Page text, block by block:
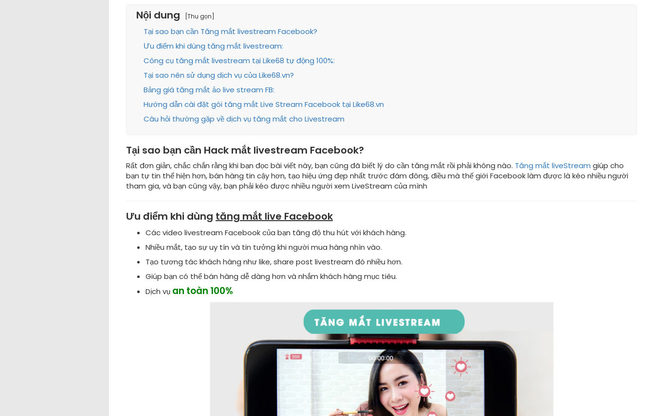
Nội dung [Thu gọn]
Tại sao bạn cần Tăng mắt livestream Facebook?
Ưu điểm khi dùng tăng mắt livestream:
Công cụ tăng mắt livestream tại Like68 tự động 100%:
Tại sao nên sử dụng dịch vụ của Like68.vn?
Bảng giá tăng mắt ảo live stream FB:
Hướng dẫn cài đặt gói tăng mắt Live Stream Facebook tại Like68.vn
Câu hỏi thường gặp về dịch vụ tăng mắt cho Livestream
Tại sao bạn cần Hack mắt livestream Facebook?
Rất đơn giản, chắc chắn rằng khi bạn đọc bài viết này, bạn cũng đã biết lý do cần tăng mắt rồi phải không nào. Tăng mắt liveStream giúp cho
bạn tự tin thể hiện hơn, bán hàng tin cậy hơn, tạo hiệu ứng đẹp nhất trước đám đông, điều mà thế giới Facebook làm được là kéo nhiều người
tham gia, và bạn cũng vậy, bạn phải kéo được nhiều người xem LiveStream của mình
Ưu điểm khi dùng tăng mắt live Facebook
Các video livestream Facebook của bạn tăng độ thu hút với khách hàng.
Nhiều mắt, tạo sự uy tín và tin tưởng khi người mua hàng nhìn vào.
Tạo tương tác khách hàng như like, share post livestream đó nhiều hơn.
Giúp bạn có thể bán hàng dễ dàng hơn và nhắm khách hàng mục tiêu.
Dịch vụ an toàn 100%